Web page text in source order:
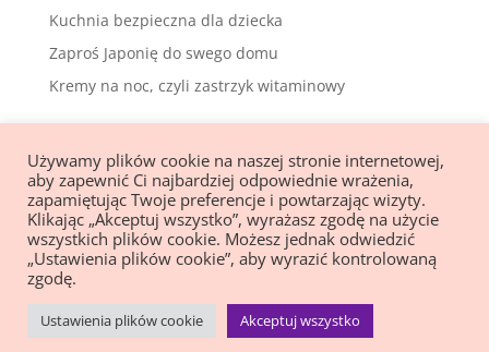
Kuchnia bezpieczna dla dziecka
Zaproś Japonię do swego domu
Kremy na noc, czyli zastrzyk witaminowy
Magnifique stylizacja
paznokci
ul. Grochowska 117
Warszawa Praga Południe
Używamy plików cookie na naszej stronie internetowej,
aby zapewnić Ci najbardziej odpowiednie wrażenia,
zapamiętując Twoje preferencje i powtarzając wizyty.
Klikając „Akceptuj wszystko”, wyrażasz zgodę na użycie
wszystkich plików cookie. Możesz jednak odwiedzić
„Ustawienia plików cookie”, aby wyrazić kontrolowaną
zgodę.
Ustawienia plików cookie Akceptuj wszystko